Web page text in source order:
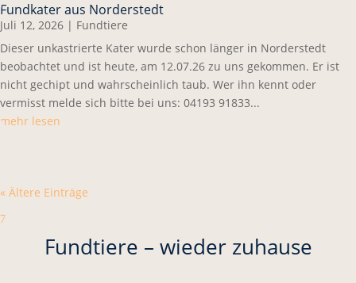
Fundkater aus Norderstedt
Juli 12, 2026 | Fundtiere
Dieser unkastrierte Kater wurde schon länger in Norderstedt
beobachtet und ist heute, am 12.07.26 zu uns gekommen. Er ist
nicht gechipt und wahrscheinlich taub. Wer ihn kennt oder
vermisst melde sich bitte bei uns: 04193 91833...
mehr lesen
« Ältere Einträge
7
Fundtiere – wieder zuhause